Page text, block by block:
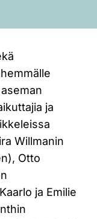
ja
Willmanin
Otto
ja Emilie